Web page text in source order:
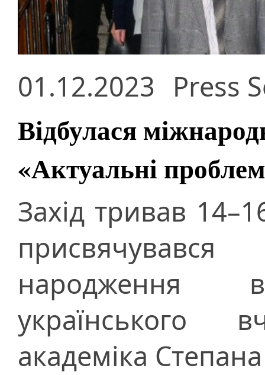
01.12.2023 Press
Відбулася
«Актуальні
Захід тривав
народження
українського
академіка